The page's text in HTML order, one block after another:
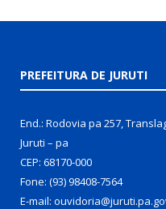
PREFEITURA DE JURUTI
End.: Rodovia pa 257,
Juruti – pa
CEP: 68170-000
Fone: (93) 98408-7564
E-mail: